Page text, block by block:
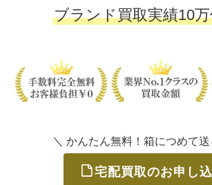
ブランド買取実績10
＼ かんたん無料！箱につめて送
宅配買取のお申し